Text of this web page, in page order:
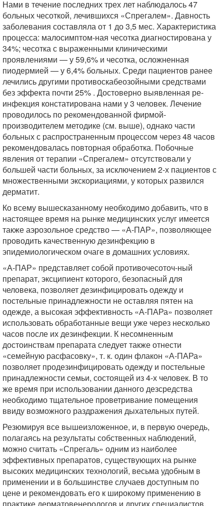
Нами в течение последних трех лет наблюдалось 47
больных чесоткой, лечившихся «Спрегалем». Давность
заболевания составляла от 1 до 3,5 мес. Характеристика
процесса: малосимптом-ная чесотка диагностирована у
34%; чесотка с выраженными клиническими
проявлениями — у 59,6% и чесотка, осложненная
пиодермией — у 6,4% больных. Среди пациентов ранее
лечились другими противоскабеозойными средствами
без эффекта почти 25% . Достоверно выявленная ре-
инфекция констатирована нами у 3 человек. Лечение
проводилось по рекомендованной фирмой-
производителем методике (см. выше), однако части
больных с распространенным процессом через 48 часов
рекомендовалась повторная обработка. Побочные
явления от терапии «Спрегалем» отсутствовали у
большей части больных, за исключением 2-х пациентов с
множественными экскориациями, у которых развился
дерматит.
Ко всему вышесказанному необходимо добавить, что в
настоящее время на рынке медицинских услуг имеется
также аэрозольное средство — «А-ПАР», позволяющее
проводить качественную дезинфекцию в
эпидемиологическом очаге в домашних условиях.
«А-ПАР» представляет собой противочесоточ-ный
препарат, эксципиент которого, безопасный для
человека, позволяет дезинфицировать одежду и
постельные принадлежности не оставляя пятен на
одежде, а высокая эффективность «А-ПАРа» позволяет
использовать обработанные вещи уже через несколько
часов после их дезинфекции. К несомненным
достоинствам препарата следует также отнести
«семейную расфасовку», т. к. один флакон «А-ПАРа»
позволяет продезинфицировать одежду и постельные
принадлежности семьи, состоящей из 4-х человек. В то
же время при использовании данного дезсредства
необходимо тщательное проветривание помещения
ввиду возможного раздражения дыхательных путей.
Резюмируя все вышеизложенное, и, в первую очередь,
полагаясь на результаты собственных наблюдений,
можно считать «Спрегаль» одним из наиболее
эффективных препаратов, существующих на рынке
высоких медицинских технологий, весьма удобным в
применении и в большинстве случаев доступным по
цене и рекомендовать его к широкому применению в